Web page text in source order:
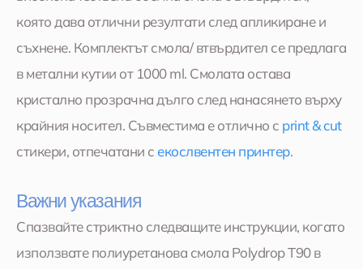
която дава отлични резултати след апликиране и
съхнене. Комплектът смола/ втвърдител се предлага
в метални кутии от 1000 ml. Смолата остава
кристално прозрачна дълго след нанасянето върху
крайния носител. Съвместима е отлично с print & cut
стикери, отпечатани с екослвентен принтер.
Важни указания
Спазвайте стриктно следващите инструкции, когато
използвате полиуретанова смола Polydrop Т90 в